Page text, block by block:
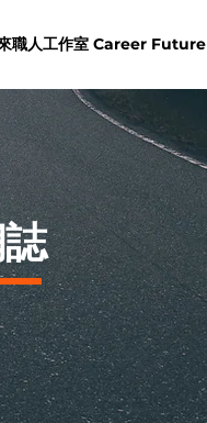
職人工作室 Career Future
誌